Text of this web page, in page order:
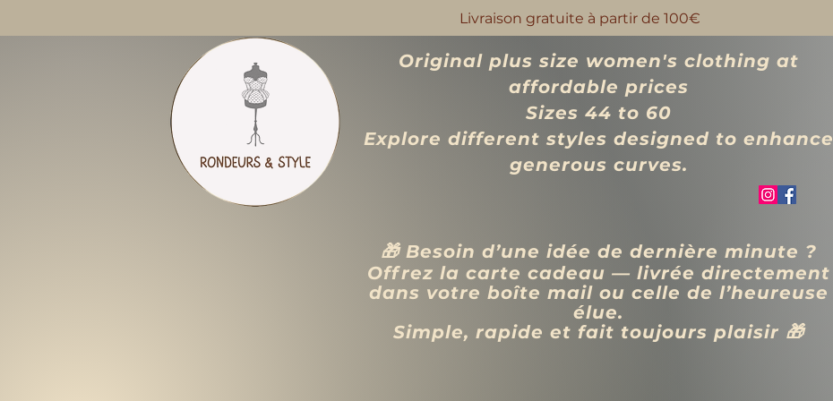
Original plus size women's clothing at
affordable prices
Sizes 44 to 60
Explore different styles designed to enhance
generous curves.
🎁 Besoin d’une idée de dernière minute ?
Offrez la carte cadeau — livrée directement
dans votre boîte mail ou celle de l’heureuse
élue.
Simple, rapide et fait toujours plaisir 🎁
Livraison gratuite à partir de 100€